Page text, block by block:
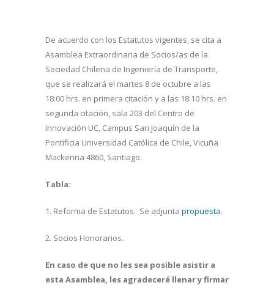
De acuerdo con los Estatutos vigentes, se cita a
Asamblea Extraordinaria de Socios/as de la
Sociedad Chilena de Ingeniería de Transporte,
que se realizará el martes 8 de octubre a las
18:00 hrs. en primera citación y a las 18:10 hrs. en
segunda citación, sala 203 del Centro de
Innovación UC, Campus San Joaquín de la
Pontificia Universidad Católica de Chile, Vicuña
Mackenna 4860, Santiago.
Tabla:
1. Reforma de Estatutos. Se adjunta propuesta.
2. Socios Honorarios.
En caso de que no les sea posible asistir a
esta Asamblea, les agradeceré llenar y firmar